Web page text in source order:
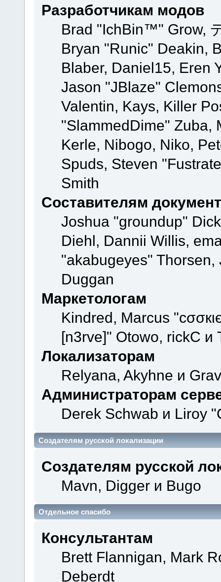
Разработчикам модов
Brad "IchBin™" Grow,
Bryan "Runic" Deakin,
Blaber, Daniel15, Eren
Jason "JBlaze"
Valentin, Kays, Killer
"SlammedDime" Zuba,
Kerle, Nibogo, Niko,
Spuds, Steven
Smith
Составителям
Joshua "groundup"
Diehl, Dannii Willis,
"akabugeyes"
Duggan
Маркетологам
Kindred, Marcus
[n3rve]" Otowo, rickC и
Локализаторам
Relyana, Akyhne и
Администраторам
Derek Schwab и Liroy
Создателям русской локализации
Создателям русской
Mavn, Digger и Bugo
Отдельное спасибо
Консультантам
Brett Flannigan, Mark
Deberdt